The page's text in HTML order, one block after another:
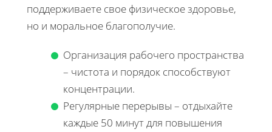
поддерживаете свое физическое здоровье,
но и моральное благополучие.
Организация рабочего пространства
– чистота и порядок способствуют
концентрации.
Регулярные перерывы – отдыхайте
каждые 50 минут для повышения